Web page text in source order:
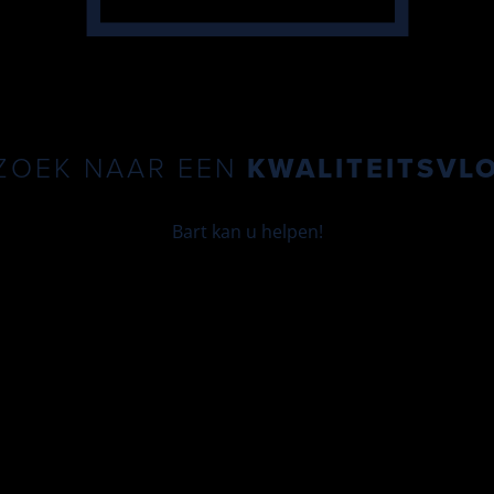
NAAR EEN
Bart kan u helpen!